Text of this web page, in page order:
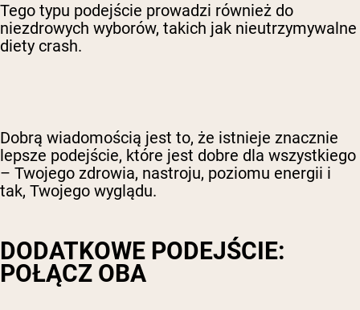
Tego typu podejście prowadzi również do
niezdrowych wyborów, takich jak nieutrzymywalne
diety crash.
Dobrą wiadomością jest to, że istnieje znacznie
lepsze podejście, które jest dobre dla wszystkiego
– Twojego zdrowia, nastroju, poziomu energii i
tak, Twojego wyglądu.
DODATKOWE PODEJŚCIE:
POŁĄCZ OBA